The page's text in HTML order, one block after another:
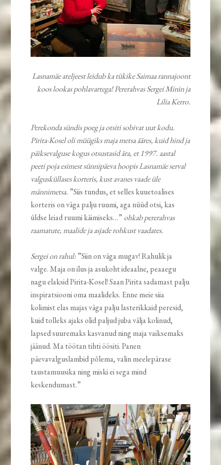
Lasnamäe ateljeest leidub ka tükike Saimaa rannajoont
koos lookas pohlavartega! Pererahvas Sergei Minin ja
Lilia Kerro.
Perekonda sündis poeg ja otsiti sobivat uut kodu.
Pirita-Kosel oli müügiks maja metsa ääres, kuid hind ja
päiksevalguse kogus otsustasid ära, et 1997. aastal
peeti poja esimest sünnipäeva hoopis Lasnamäe serval
valgusküllases korteris, kust avanes vaade üle
männimetsa. ”Siis tundus, et selles kuuetoalises
korteris on väga palju ruumi, aga nüüd otsi, kas
üldse leiad ruumi käimiseks…” ohkab pererahvas
raamatute, maalide ja asjade rohkust vaadates.
Sergei on rahul:”Siin on väga mugav! Rahulik ja
valge. Maja on ilus ja asukoht ideaalne, peaaegu
nagu elaksid Pirita-Kosel! Saan Pirita sadamast palju
inspiratsiooni oma maalideks. Enne meie siia
kolimist elas majas väga palju lasterikkaid peresid,
kuid tolleks ajaks olid paljud juba välja kolinud,
lapsed suuremaks kasvanud ning maja vaiksemaks
jäänud. Ma töötan tihti öösiti. Panen
päevavalguslambid põlema, valin meelepärase
taustamuusika ning miski ei sega mind
keskendumast.”